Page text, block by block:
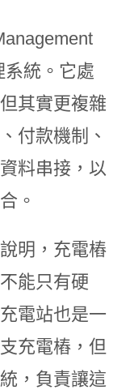
統。它處
其實更複雜
付款機制、
料串接，以
。
明，充電樁
能只有硬
電站也是一
充電樁，但
，負責讓這